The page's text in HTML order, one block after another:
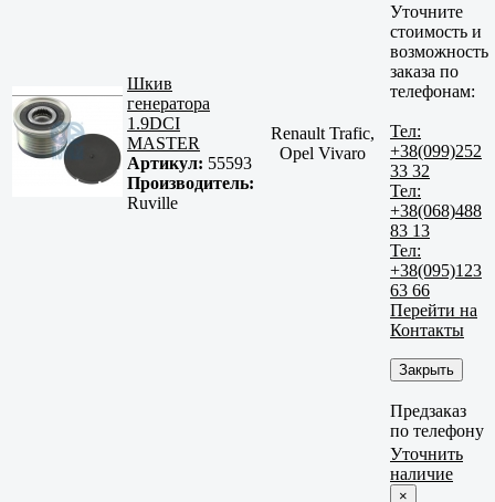
Шкив
генератора
1.9DCI
MASTER
Артикул: 55593
Производитель:
Ruville
Renault Trafic,
Opel Vivaro
Уточните
стоимость и
возможность
заказа по
телефонам:
Тел:
+38(099)252
33 32
Тел:
+38(068)488
83 13
Тел:
+38(095)123
63 66
Перейти на
Контакты
Закрыть
Предзаказ
по телефону
Уточнить
наличие
×